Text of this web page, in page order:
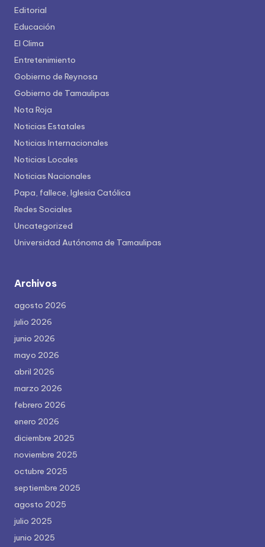
Editorial
Educación
El Clima
Entretenimiento
Gobierno de Reynosa
Gobierno de Tamaulipas
Nota Roja
Noticias Estatales
Noticias Internacionales
Noticias Locales
Noticias Nacionales
Papa, fallece, Iglesia Católica
Redes Sociales
Uncategorized
Universidad Autónoma de Tamaulipas
Archivos
agosto 2026
julio 2026
junio 2026
mayo 2026
abril 2026
marzo 2026
febrero 2026
enero 2026
diciembre 2025
noviembre 2025
octubre 2025
septiembre 2025
agosto 2025
julio 2025
junio 2025